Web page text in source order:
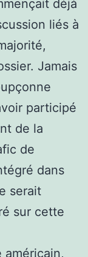
déjà
liés à
Jamais
participé
de la
de
dans
serait
sur cette
américain,